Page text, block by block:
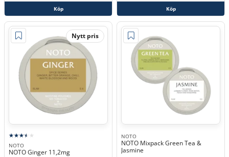
Köp Köp
Nytt pris
NOTO
NOTO Ginger 11,2mg
NOTO
NOTO Mixpack Green Tea &
Jasmine